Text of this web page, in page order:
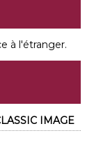
à l'étranger.
IMAGE